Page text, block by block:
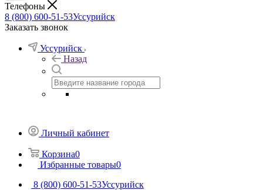
Телефоны
8 (800) 600-51-53Уссурийск
Заказать звонок
Уссурийск
Назад
Личный кабинет
Корзина0
Избранные товары0
8 (800) 600-51-53Уссурийск